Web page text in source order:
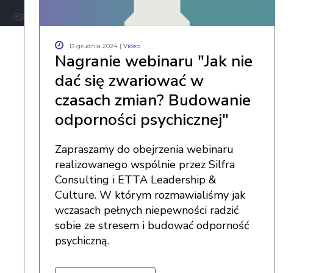
13 grudnia 2024 | Video
Nagranie webinaru "Jak nie
dać się zwariować w
czasach zmian? Budowanie
odporności psychicznej"
Zapraszamy do obejrzenia webinaru
realizowanego wspólnie przez Silfra
Consulting i ETTA Leadership &
Culture. W którym rozmawialiśmy jak
wczasach pełnych niepewności radzić
sobie ze stresem i budować odporność
psychiczną.